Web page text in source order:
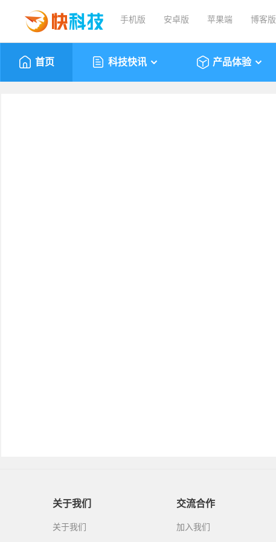
手机版 安卓版 苹果端 博客版
首页 科技快讯 产品体验
关于我们
关于我们
交流合作
加入我们